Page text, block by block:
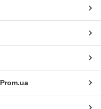
Prom.ua